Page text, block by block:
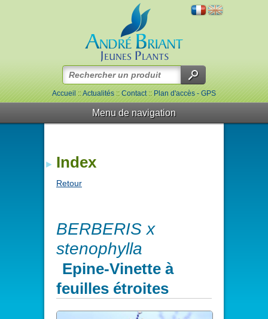
Accueil::Actualités::Contact::Plan d'accès - GPS
Menu de navigation
Index
Retour
BERBERIS x
stenophylla
Epine-Vinette à
feuilles étroites